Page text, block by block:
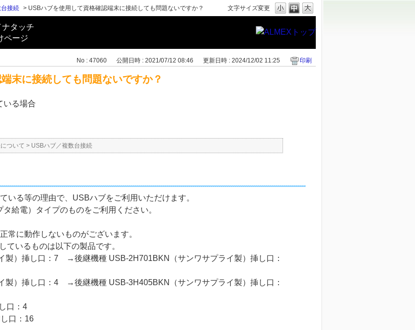
文字サイズ変更
接続 > USBハブを使用して資格確認端末に接続しても問題ないですか？
ナタッチ
ページ
No : 47060 公開日時 : 2021/07/12 08:46 更新日時 : 2024/12/02 11:25 印刷
末に接続しても問題ないですか？
いる場合
ついて > USBハブ／複数台接続
いる等の理由で、USBハブをご利用いただけます。
給電）タイプのものをご利用ください。
常に動作しないものがございます。
ているものは以下の製品です。
製）挿し口：7 →後継機種 USB-2H701BKN（サンワサプライ製）挿し口：
製）挿し口：4 →後継機種 USB-3H405BKN（サンワサプライ製）挿し口：
口：4
口：16